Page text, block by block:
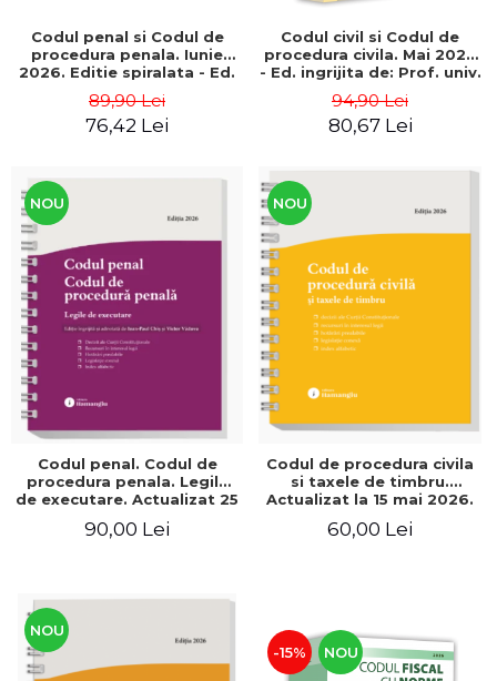
Codul penal si Codul de
procedura penala. Iunie
2026. Editie spiralata - Ed.
Dan Lupascu
89,90 Lei
76,42 Lei
Codul civil si Codul de
procedura civila. Mai 2026
- Ed. ingrijita de: Prof. univ.
94,90 Lei
80,67 Lei
NOU
Codul penal. Codul de
procedura penala. Legile
de executare. Actualizat 25
Paul Chis, Victor Vaduva
90,00 Lei
NOU
Codul de procedura civila
si taxele de timbru.
Actualizat la 15 mai 2026.
60,00 Lei
NOU
-15%
NOU